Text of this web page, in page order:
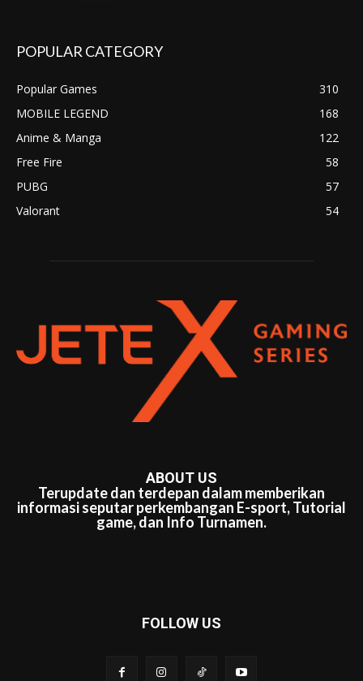
POPULAR CATEGORY
Popular Games
310
MOBILE LEGEND
168
Anime & Manga
122
Free Fire
58
PUBG
57
Valorant
54
ABOUT US
Terupdate dan terdepan dalam memberikan
informasi seputar perkembangan E-sport, Tutorial
game, dan Info Turnamen.
FOLLOW US